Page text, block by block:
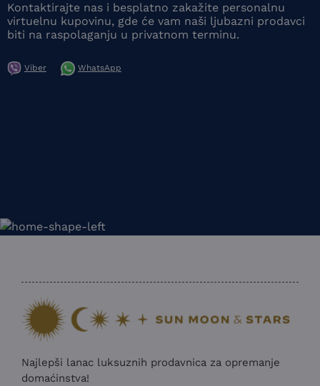
Kontaktirajte nas i besplatno zakažite personalnu
virtuelnu kupovinu, gde će vam naši ljubazni prodavci
biti na raspolaganju u privatnom terminu.
Viber WhatsApp
Najlepši lanac luksuznih prodavnica za opremanje
domaćinstva!